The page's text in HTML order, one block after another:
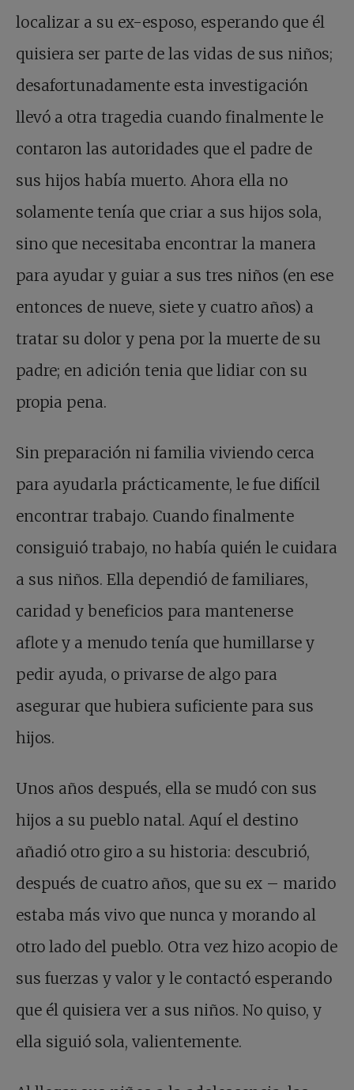
localizar a su ex-esposo, esperando que él
quisiera ser parte de las vidas de sus niños;
desafortunadamente esta investigación
llevó a otra tragedia cuando finalmente le
contaron las autoridades que el padre de
sus hijos había muerto. Ahora ella no
solamente tenía que criar a sus hijos sola,
sino que necesitaba encontrar la manera
para ayudar y guiar a sus tres niños (en ese
entonces de nueve, siete y cuatro años) a
tratar su dolor y pena por la muerte de su
padre; en adición tenia que lidiar con su
propia pena.
Sin preparación ni familia viviendo cerca
para ayudarla prácticamente, le fue difícil
encontrar trabajo. Cuando finalmente
consiguió trabajo, no había quién le cuidara
a sus niños. Ella dependió de familiares,
caridad y beneficios para mantenerse
aflote y a menudo tenía que humillarse y
pedir ayuda, o privarse de algo para
asegurar que hubiera suficiente para sus
hijos.
Unos años después, ella se mudó con sus
hijos a su pueblo natal. Aquí el destino
añadió otro giro a su historia: descubrió,
después de cuatro años, que su ex – marido
estaba más vivo que nunca y morando al
otro lado del pueblo. Otra vez hizo acopio de
sus fuerzas y valor y le contactó esperando
que él quisiera ver a sus niños. No quiso, y
ella siguió sola, valientemente.